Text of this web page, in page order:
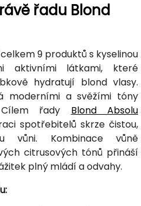
řadu Blond
9 produktů s kyselinou
aktivními látkami, které
hydratují blond vlasy.
moderními a svěžími tóny
Cílem řady Blond Absolu
spotřebitelů skrze čistou,
vůni. Kombinace vůně
citrusových tónů přináší
plný mládí a odvahy.